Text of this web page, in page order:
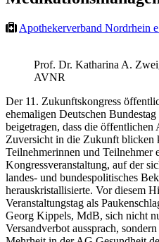
Apothekerverband Nordrhein
Prof. Dr. Katharina A.
AVNR
Der 11. Zukunftskongress
ehemaligen Deutschen
beigetragen, dass die
Zuversicht in die Zukunft blicken
Teilnehmerinnen und Teilnehmer
Kongressveranstaltung, auf der
landes- und bundespolitisches
herauskristallisierte. Vor diesem
Veranstaltungstag als
Georg Kippels, MdB, sich nicht
Versandverbot aussprach,